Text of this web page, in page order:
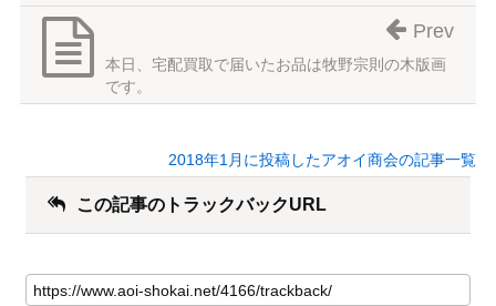
本日、宅配買取で届いたお品は牧野宗則の木版画
です。
Prev
2018年1月に投稿したアオイ商会の記事一覧
この記事のトラックバックURL